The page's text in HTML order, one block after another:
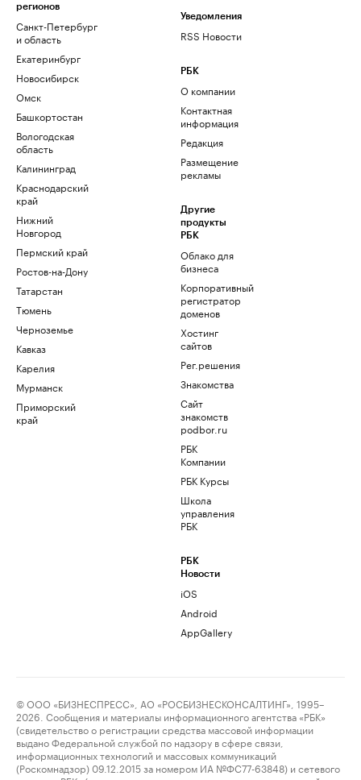
регионов
Санкт-Петербург
и область
Екатеринбург
Новосибирск
Омск
Башкортостан
Вологодская
область
Калининград
Краснодарский
край
Нижний
Новгород
Пермский край
Ростов-на-Дону
Татарстан
Тюмень
Черноземье
Кавказ
Карелия
Мурманск
Приморский
край
Уведомления
RSS Новости
РБК
О компании
Контактная
информация
Редакция
Размещение
рекламы
Другие
продукты
РБК
Облако для
бизнеса
Корпоративный
регистратор
доменов
Хостинг
сайтов
Рег.решения
Знакомства
Сайт
знакомств
podbor.ru
РБК
Компании
РБК Курсы
Школа
управления
РБК
РБК
Новости
iOS
Android
AppGallery
© ООО «БИЗНЕСПРЕСС», АО «РОСБИЗНЕСКОНСАЛТИНГ», 1995–
2026. Сообщения и материалы информационного агентства «РБК»
(свидетельство о регистрации средства массовой информации
выдано Федеральной службой по надзору в сфере связи,
информационных технологий и массовых коммуникаций
(Роскомнадзор) 09.12.2015 за номером ИА №ФС77-63848) и сетевого